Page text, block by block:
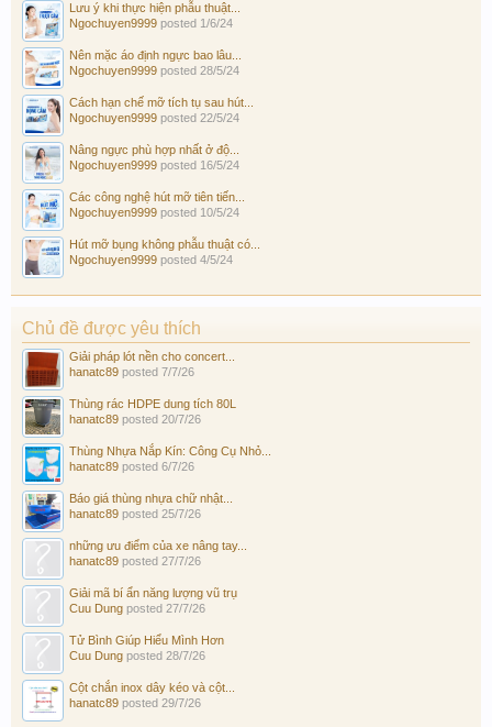
Lưu ý khi thực hiện phẫu thuật...
Ngochuyen9999 posted 1/6/24
Nên mặc áo định ngực bao lâu...
Ngochuyen9999 posted 28/5/24
Cách hạn chế mỡ tích tụ sau hút...
Ngochuyen9999 posted 22/5/24
Nâng ngực phù hợp nhất ở độ...
Ngochuyen9999 posted 16/5/24
Các công nghệ hút mỡ tiên tiến...
Ngochuyen9999 posted 10/5/24
Hút mỡ bụng không phẫu thuật có...
Ngochuyen9999 posted 4/5/24
Chủ đề được yêu thích
Giải pháp lót nền cho concert...
hanatc89 posted 7/7/26
Thùng rác HDPE dung tích 80L
hanatc89 posted 20/7/26
Thùng Nhựa Nắp Kín: Công Cụ Nhỏ...
hanatc89 posted 6/7/26
Báo giá thùng nhựa chữ nhật...
hanatc89 posted 25/7/26
những ưu điểm của xe nâng tay...
hanatc89 posted 27/7/26
Giải mã bí ẩn năng lượng vũ trụ
Cuu Dung posted 27/7/26
Tử Bình Giúp Hiểu Mình Hơn
Cuu Dung posted 28/7/26
Cột chắn inox dây kéo và cột...
hanatc89 posted 29/7/26